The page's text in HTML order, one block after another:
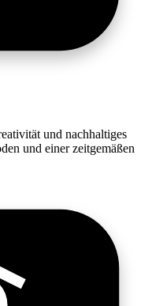
und nachhaltiges
und einer zeitgemäßen